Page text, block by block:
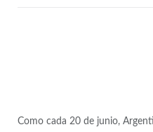
Como cada 20 de junio,